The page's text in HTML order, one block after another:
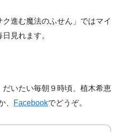
進む魔法のふせん」ではマイ
見れます。
だいたい毎朝９時頃、植木希恵
、 Facebookでどうぞ。